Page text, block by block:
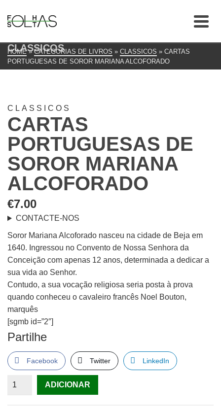
CLASSICOS
HOME » CATEGORIAS DE LIVROS » CLASSICOS » CARTAS
PORTUGUESAS DE SOROR MARIANA ALCOFORADO
CLASSICOS
CARTAS
PORTUGUESAS DE
SOROR MARIANA
ALCOFORADO
€7.00
CONTACTE-NOS
Soror Mariana Alcoforado nasceu na cidade de Beja em
1640. Ingressou no Convento de Nossa Senhora da
Conceição com apenas 12 anos, determinada a dedicar a
sua vida ao Senhor.
Contudo, a sua vocação religiosa seria posta à prova
quando conheceu o cavaleiro francês Noel Bouton,
marquês
[sgmb id=”2″]
Partilhe
Facebook Twitter LinkedIn
QuantidadeADICIONAR